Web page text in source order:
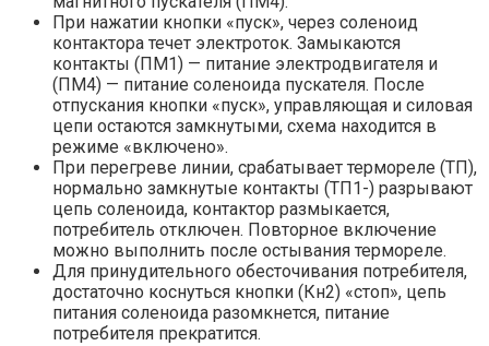
При нажатии кнопки «пуск», через соленоид
контактора течет электроток. Замыкаются
контакты (ПМ1) — питание электродвигателя и
(ПМ4) — питание соленоида пускателя. После
отпускания кнопки «пуск», управляющая и силовая
цепи остаются замкнутыми, схема находится в
режиме «включено».
При перегреве линии, срабатывает термореле (ТП),
нормально замкнутые контакты (ТП1-) разрывают
цепь соленоида, контактор размыкается,
потребитель отключен. Повторное включение
можно выполнить после остывания термореле.
Для принудительного обесточивания потребителя,
достаточно коснуться кнопки (Кн2) «стоп», цепь
питания соленоида разомкнется, питание
потребителя прекратится.